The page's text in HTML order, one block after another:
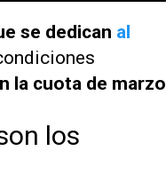
se dedican al
la cuota de marzo
los